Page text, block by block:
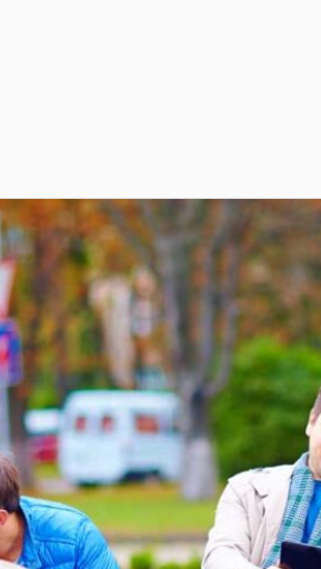
von Parkanlage Angeliwiese